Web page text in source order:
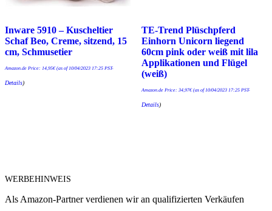
Inware 5910 – Kuscheltier
Schaf Beo, Creme, sitzend, 15
cm, Schmusetier
Amazon.de Price: 14,95€(as of 10/04/2023 17:25 PST-
Details)
TE-Trend Plüschpferd
Einhorn Unicorn liegend
60cm pink oder weiß mit lila
Applikationen und Flügel
(weiß)
Amazon.de Price: 34,97€(as of 10/04/2023 17:25 PST-
Details)
WERBEHINWEIS
Als Amazon-Partner verdienen wir an qualifizierten Verkäufen